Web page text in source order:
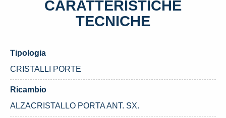
CARATTERISTICHE
TECNICHE
Tipologia
CRISTALLI PORTE
Ricambio
ALZACRISTALLO PORTA ANT. SX.